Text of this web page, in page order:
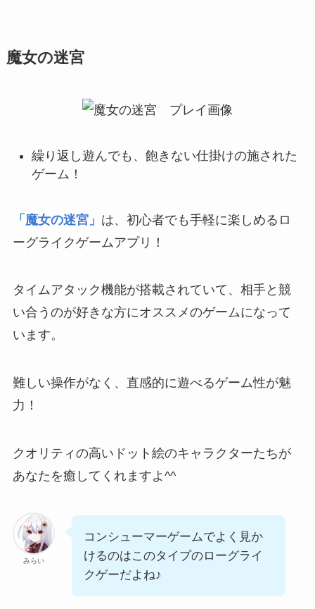
魔女の迷宮
繰り返し遊んでも、飽きない仕掛けの施された
ゲーム！
「魔女の迷宮」 は、初心者でも手軽に楽しめるロ
ーグライクゲームアプリ！
タイムアタック機能が搭載されていて、相手と競
い合うのが好きな方にオススメのゲームになって
います。
難しい操作がなく、直感的に遊べるゲーム性が魅
力！
クオリティの高いドット絵のキャラクターたちが
あなたを癒してくれますよ^^
みらい
コンシューマーゲームでよく見か
けるのはこのタイプのローグライ
クゲーだよね♪